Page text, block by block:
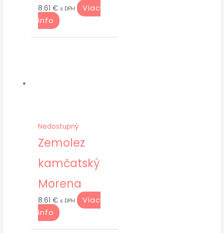
8.61 € s DPH
Viac
info
Nedostupný
Zemolez
kamčatský
Morena
8.61 € s DPH
Viac
info